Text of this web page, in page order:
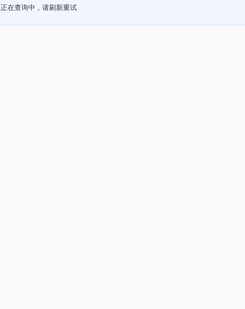
正在查询中，请刷新重试